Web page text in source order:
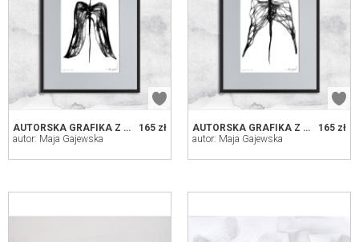
165 zł
AUTORSKA GRAFIKA Z RAMĄ (NR 128-ANIOŁ)
autor: Maja Gajewska
165 zł
AUTORSKA GRAFIKA Z RAMĄ (NR 127-ANIOŁ)
autor: Maja Gajewska